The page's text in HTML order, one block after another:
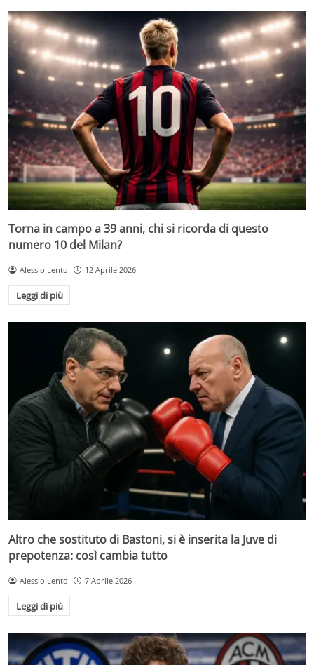
Torna in campo a 39 anni, chi si ricorda di questo
numero 10 del Milan?
Alessio Lento 12 Aprile 2026
Leggi di più
Altro che sostituto di Bastoni, si è inserita la Juve di
prepotenza: così cambia tutto
Alessio Lento 7 Aprile 2026
Leggi di più